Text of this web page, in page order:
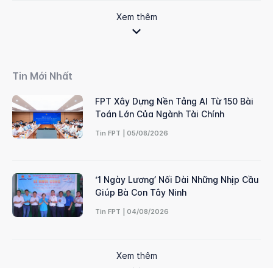
Xem thêm
Tin Mới Nhất
FPT Xây Dựng Nền Tảng AI Từ 150 Bài
Toán Lớn Của Ngành Tài Chính
Tin FPT | 05/08/2026
‘1 Ngày Lương’ Nối Dài Những Nhịp Cầu
Giúp Bà Con Tây Ninh
Tin FPT | 04/08/2026
Xem thêm